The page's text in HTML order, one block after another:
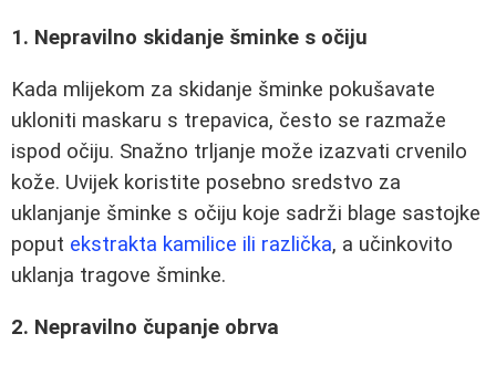
1. Nepravilno skidanje šminke s očiju
Kada mlijekom za skidanje šminke pokušavate
ukloniti maskaru s trepavica, često se razmaže
ispod očiju. Snažno trljanje može izazvati crvenilo
kože. Uvijek koristite posebno sredstvo za
uklanjanje šminke s očiju koje sadrži blage sastojke
poput ekstrakta kamilice ili različka, a učinkovito
uklanja tragove šminke.
2. Nepravilno čupanje obrva